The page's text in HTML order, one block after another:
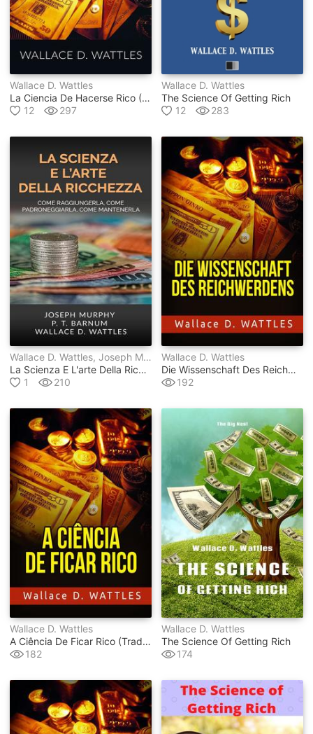
Wallace D. Wattles
La Ciencia De Hacerse Rico (traducido)
12
297
Wallace D. Wattles
The Science Of Getting Rich
12
283
Wallace D. Wattles, Joseph Murphy, P.t. Barnum
La Scienza E L'arte Della Ricchezza
1
210
Wallace D. Wattles
Die Wissenschaft Des Reichwerdens (übersetzt)
192
Wallace D. Wattles
A Ciência De Ficar Rico (traduzido)
182
Wallace D. Wattles
The Science Of Getting Rich
174